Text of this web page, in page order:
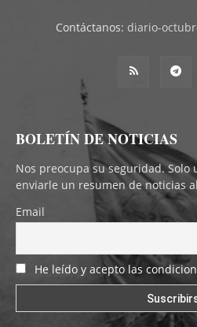
Contáctanos: diario-
BOLETÍN DE NOTICIAS
Nos preocupa su seguridad. Solo
enviarle un resumen de noticias
Email
He leído y acepto las